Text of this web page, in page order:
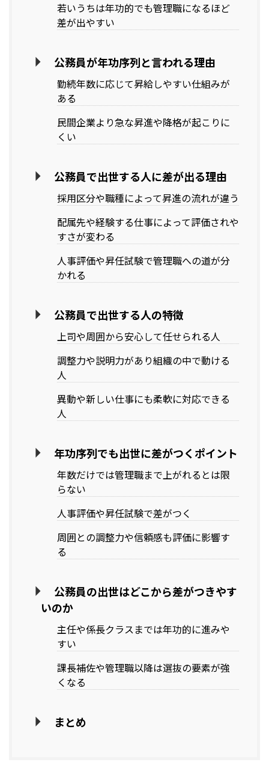
若いうちは年功的でも管理職になるほど
差が出やすい
公務員が年功序列と言われる理由
勤続年数に応じて昇給しやすい仕組みが
ある
民間企業より急な昇進や降格が起こりに
くい
公務員で出世する人に差が出る理由
採用区分や職種によって昇進の流れが違う
配属先や経験する仕事によって評価されや
すさが変わる
人事評価や昇任試験で管理職への道が分
かれる
公務員で出世する人の特徴
上司や周囲から安心して任せられる人
調整力や説明力があり組織の中で動ける
人
異動や新しい仕事にも柔軟に対応できる
人
年功序列でも出世に差がつくポイント
年数だけでは管理職まで上がれるとは限
らない
人事評価や昇任試験で差がつく
周囲との調整力や信頼感も評価に影響す
る
公務員の出世はどこから差がつきやす
いのか
主任や係長クラスまでは年功的に進みや
すい
課長補佐や管理職以降は選抜の要素が強
くなる
まとめ